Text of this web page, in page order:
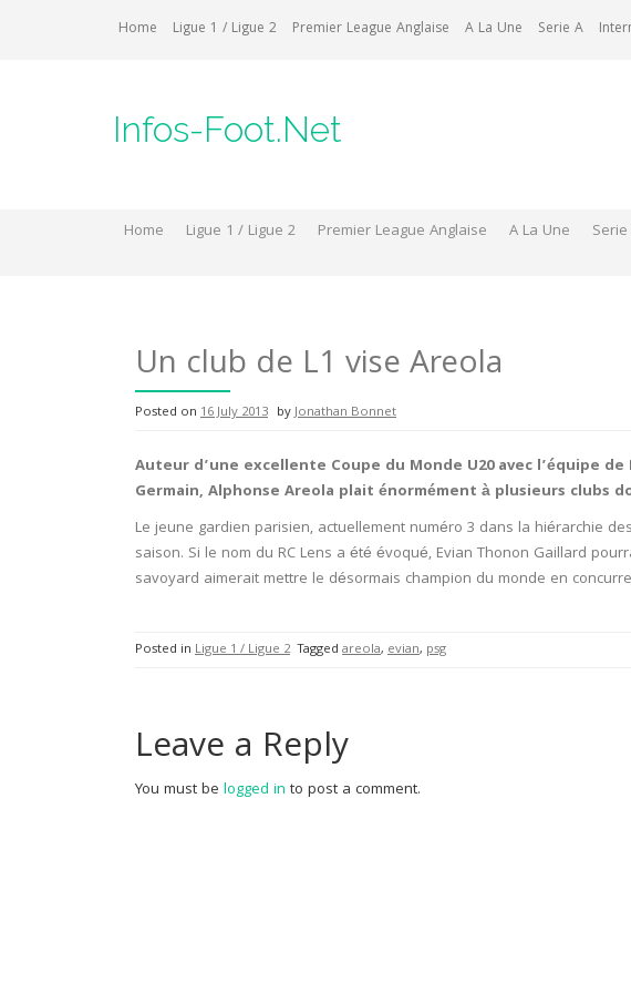
Home Ligue 1 / Ligue 2 Premier League Anglaise A La Une Serie A
Infos-Foot.Net
Home Ligue 1 / Ligue 2 Premier League Anglaise A La Une
Un club de L1 vise Areola
Posted on 16 July 2013 byJonathan Bonnet
Auteur d’une excellente Coupe du Monde U20 avec l’équipe
Germain, Alphonse Areola plait énormément à plusieurs clubs
Le jeune gardien parisien, actuellement numéro 3 dans la hiérarchie
saison. Si le nom du RC Lens a été évoqué, Evian Thonon Gaillard
savoyard aimerait mettre le désormais champion du monde en
Posted in Ligue 1 / Ligue 2 Tagged areola, evian, psg
Leave a Reply
You must be logged in to post a comment.